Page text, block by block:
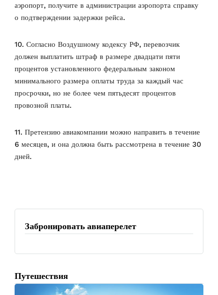
аэропорт, получите в администрации аэропорта справку
о подтверждении задержки рейса.
10. Согласно Воздушному кодексу РФ, перевозчик
должен выплатить штраф в размере двадцати пяти
процентов установленного федеральным законом
минимального размера оплаты труда за каждый час
просрочки, но не более чем пятьдесят процентов
провозной платы.
11. Претензию авиакомпании можно направить в течение
6 месяцев, и она должна быть рассмотрена в течение 30
дней.
Забронировать авиаперелет
Путешествия